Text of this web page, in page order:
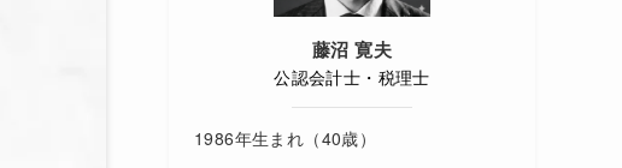
藤沼 寛夫
公認会計士・税理士
1986年生まれ（40歳）